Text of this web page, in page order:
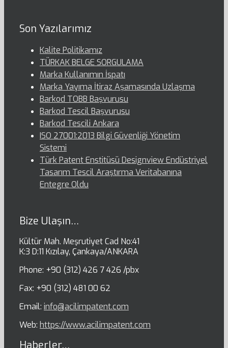
Son Yazılarımız
Kalite Politikamız
TÜRKAK BELGE SORGULAMA
Marka Kullanımın İspatı
Marka Yayıma İtiraz Aşamasında Uzlaşma
Barkod TOBB Başvurusu
Barkod Tescil Başvurusu
Barkod Tescili Ankara
ISO 27001:2013 Bilgi Güvenliği Yönetim
Sistemi
Türk Patent Enstitüsü Designview Endüstriyel
Tasarım Tescil Araştırma Veritabanına
Entegre Oldu
Bize Ulaşın…
Kültür Mah. Meşrutiyet Cad No:41
K:3 D:11 Kızılay, Çankaya/ANKARA
Phone: +90 (312) 426 7 426 /pbx
Fax: +90 (312) 481 00 62
Email: info@acilimpatent.com
Web: https://www.acilimpatent.com